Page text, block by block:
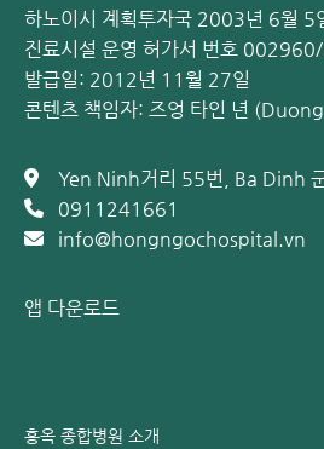
하노이시 계획투자국 2003년 6월 5
진료시설 운영 허가서 번호
발급일: 2012년 11월 27일
콘텐츠 책임자: 즈엉 타인 년
Yen Ninh거리 55번, Ba Dinh
0911241661
info@hongngochospital.vn
앱 다운로드
홍옥 종합병원 소개